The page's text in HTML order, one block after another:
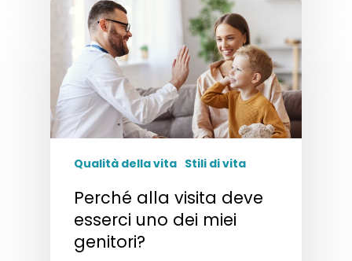
Qualità della vita Stili di vita
Perché alla visita deve
esserci uno dei miei
genitori?